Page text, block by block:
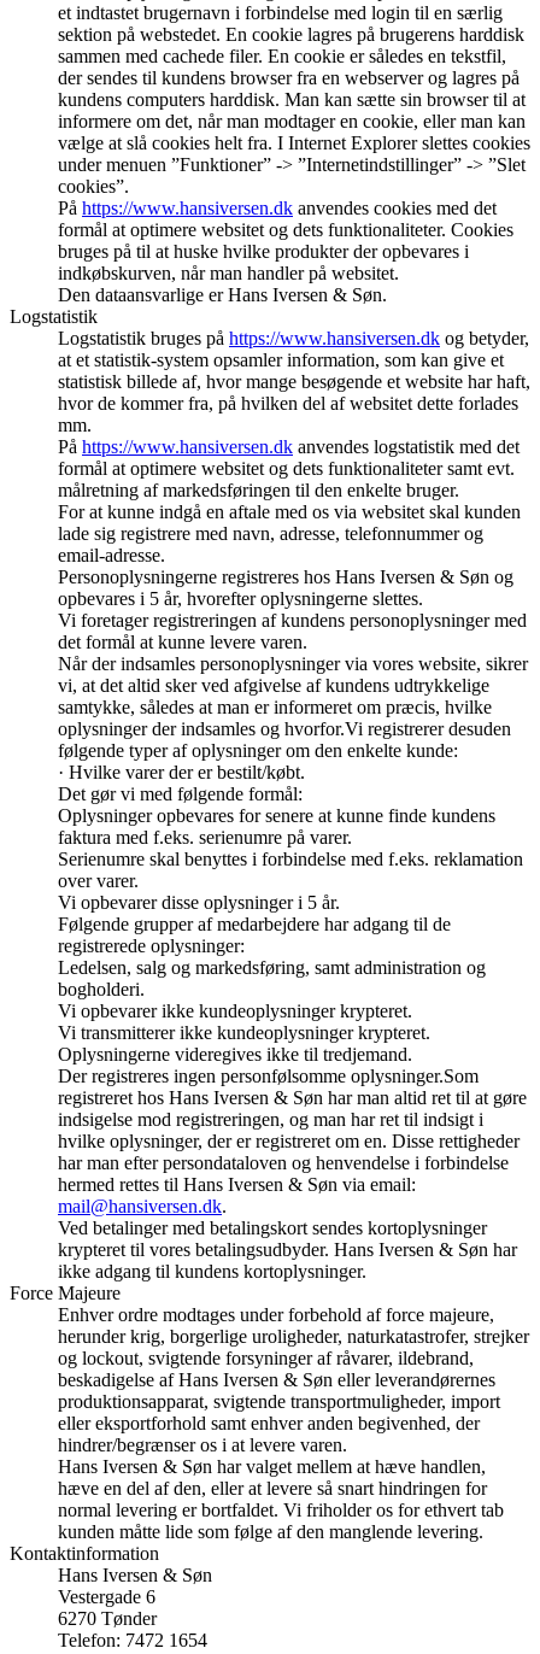
et indtastet brugernavn i forbindelse med login til en særlig
sektion på webstedet. En cookie lagres på brugerens harddisk
sammen med cachede filer. En cookie er således en tekstfil,
der sendes til kundens browser fra en webserver og lagres på
kundens computers harddisk. Man kan sætte sin browser til at
informere om det, når man modtager en cookie, eller man kan
vælge at slå cookies helt fra. I Internet Explorer slettes cookies
under menuen ”Funktioner” -> ”Internetindstillinger” -> ”Slet
cookies”.
På https://www.hansiversen.dk anvendes cookies med det
formål at optimere websitet og dets funktionaliteter. Cookies
bruges på til at huske hvilke produkter der opbevares i
indkøbskurven, når man handler på websitet.
Den dataansvarlige er Hans Iversen & Søn.
Logstatistik
Logstatistik bruges på https://www.hansiversen.dk og betyder,
at et statistik-system opsamler information, som kan give et
statistisk billede af, hvor mange besøgende et website har haft,
hvor de kommer fra, på hvilken del af websitet dette forlades
mm.
På https://www.hansiversen.dk anvendes logstatistik med det
formål at optimere websitet og dets funktionaliteter samt evt.
målretning af markedsføringen til den enkelte bruger.
For at kunne indgå en aftale med os via websitet skal kunden
lade sig registrere med navn, adresse, telefonnummer og
email-adresse.
Personoplysningerne registreres hos Hans Iversen & Søn og
opbevares i 5 år, hvorefter oplysningerne slettes.
Vi foretager registreringen af kundens personoplysninger med
det formål at kunne levere varen.
Når der indsamles personoplysninger via vores website, sikrer
vi, at det altid sker ved afgivelse af kundens udtrykkelige
samtykke, således at man er informeret om præcis, hvilke
oplysninger der indsamles og hvorfor.Vi registrerer desuden
følgende typer af oplysninger om den enkelte kunde:
· Hvilke varer der er bestilt/købt.
Det gør vi med følgende formål:
Oplysninger opbevares for senere at kunne finde kundens
faktura med f.eks. serienumre på varer.
Serienumre skal benyttes i forbindelse med f.eks. reklamation
over varer.
Vi opbevarer disse oplysninger i 5 år.
Følgende grupper af medarbejdere har adgang til de
registrerede oplysninger:
Ledelsen, salg og markedsføring, samt administration og
bogholderi.
Vi opbevarer ikke kundeoplysninger krypteret.
Vi transmitterer ikke kundeoplysninger krypteret.
Oplysningerne videregives ikke til tredjemand.
Der registreres ingen personfølsomme oplysninger.Som
registreret hos Hans Iversen & Søn har man altid ret til at gøre
indsigelse mod registreringen, og man har ret til indsigt i
hvilke oplysninger, der er registreret om en. Disse rettigheder
har man efter persondataloven og henvendelse i forbindelse
hermed rettes til Hans Iversen & Søn via email:
mail@hansiversen.dk.
Ved betalinger med betalingskort sendes kortoplysninger
krypteret til vores betalingsudbyder. Hans Iversen & Søn har
ikke adgang til kundens kortoplysninger.
Force Majeure
Enhver ordre modtages under forbehold af force majeure,
herunder krig, borgerlige uroligheder, naturkatastrofer, strejker
og lockout, svigtende forsyninger af råvarer, ildebrand,
beskadigelse af Hans Iversen & Søn eller leverandørernes
produktionsapparat, svigtende transportmuligheder, import
eller eksportforhold samt enhver anden begivenhed, der
hindrer/begrænser os i at levere varen.
Hans Iversen & Søn har valget mellem at hæve handlen,
hæve en del af den, eller at levere så snart hindringen for
normal levering er bortfaldet. Vi friholder os for ethvert tab
kunden måtte lide som følge af den manglende levering.
Kontaktinformation
Hans Iversen & Søn
Vestergade 6
6270 Tønder
Telefon: 7472 1654